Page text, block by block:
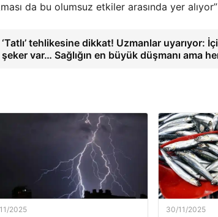
da bu olumsuz etkiler arasında yer
‘Tatlı’ tehlikesine dikkat! Uzmanlar uyarıyor:
şeker var… Sağlığın en büyük düşmanı ama
2025 30/11/2025